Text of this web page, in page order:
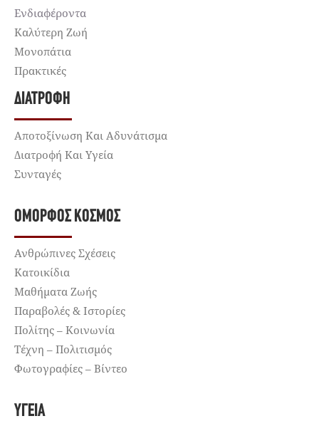
Ενδιαφέροντα
Καλύτερη Ζωή
Μονοπάτια
Πρακτικές
ΔΙΑΤΡΟΦΉ
Αποτοξίνωση Και Αδυνάτισμα
Διατροφή Και Υγεία
Συνταγές
ΌΜΟΡΦΟΣ ΚΌΣΜΟΣ
Ανθρώπινες Σχέσεις
Κατοικίδια
Μαθήματα Ζωής
Παραβολές & Ιστορίες
Πολίτης – Κοινωνία
Τέχνη – Πολιτισμός
Φωτογραφίες – Βίντεο
ΥΓΕΊΑ